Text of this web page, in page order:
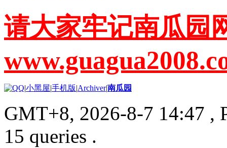
请大家牢记南瓜园
|小黑屋|手机版|Archiver|南瓜园
GMT+8, 2026-8-7 14:47 ,
15 queries .